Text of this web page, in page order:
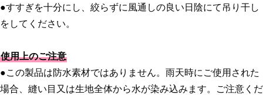
●すすぎを十分にし、絞らずに風通しの良い日陰にて吊り干し
をしてください。
使用上のご注意
●この製品は防水素材ではありません。雨天時にご使用された
場合、縫い目又は生地全体から水が染み込みます。ご注意くだ